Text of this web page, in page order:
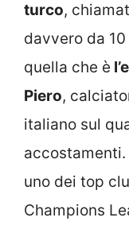
turco,
davvero da
quella che è
Piero,
italiano sul
uno dei top
Champions